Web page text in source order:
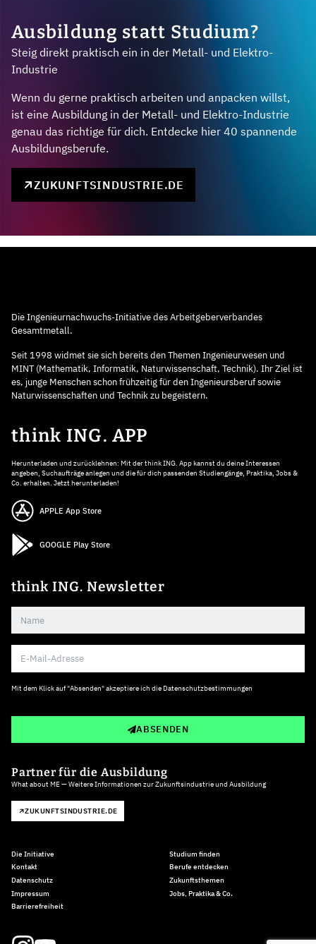
Ausbildung statt Studium?
Steig direkt praktisch ein in der Metall- und Elektro-
Industrie
Wenn du gerne praktisch arbeiten und anpacken willst,
ist eine Ausbildung in der Metall- und Elektro-Industrie
genau das richtige für dich. Entdecke hier 40 spannende
Ausbildungsberufe.
ZUKUNFTSINDUSTRIE.DE
Die Ingenieurnachwuchs-Initiative des Arbeitgeberverbandes
Gesamtmetall.
Seit 1998 widmet sie sich bereits den Themen Ingenieurwesen und
MINT (Mathematik, Informatik, Naturwissenschaft, Technik). Ihr Ziel ist
es, junge Menschen schon frühzeitig für den Ingenieursberuf sowie
Naturwissenschaften und Technik zu begeistern.
think ING. APP
Herunterladen und zurücklehnen: Mit der think ING. App kannst du deine Interessen
angeben, Suchaufträge anlegen und die für dich passenden Studiengänge, Praktika, Jobs &
Co. erhalten. Jetzt herunterladen!
APPLE App Store
GOOGLE Play Store
think ING. Newsletter
Mit dem Klick auf "Absenden" akzeptiere ich die Datenschutzbestimmungen
ABSENDEN
Partner für die Ausbildung
What about ME — Weitere Informationen zur Zukunftsindustrie und Ausbildung
ZUKUNFTSINDUSTRIE.DE
Die Initiative
Kontakt
Datenschutz
Impressum
Barrierefreiheit
Studium finden
Berufe entdecken
Zukunftsthemen
Jobs, Praktika & Co.